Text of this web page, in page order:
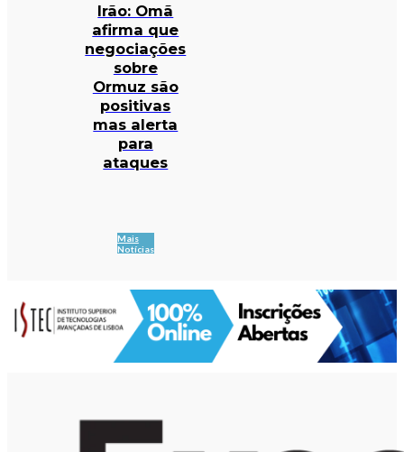
Irão: Omã
afirma que
negociações
sobre
Ormuz são
positivas
mas alerta
para
ataques
Mais
Notícias